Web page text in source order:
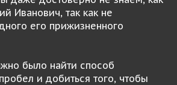
Иванович, так как не
его прижизненного
было найти способ
и добиться того, чтобы